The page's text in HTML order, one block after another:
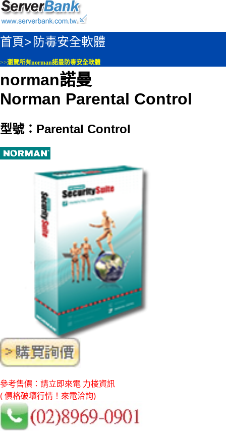
首頁> 防毒安全軟體
>>瀏覽所有norman諾曼防毒安全軟體
norman諾曼
Norman Parental Control
型號：Parental Control
參考售價：請立即來電 力梭資訊
( 價格破壞行情！來電洽詢)